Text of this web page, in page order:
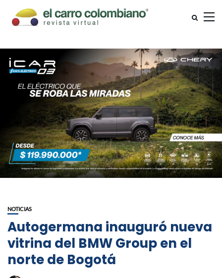
NOTICIAS
Autogermana inauguró nueva
vitrina del BMW Group en el
norte de Bogotá